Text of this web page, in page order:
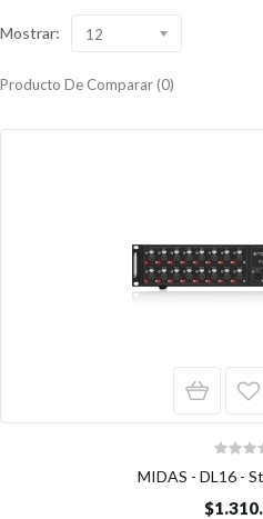
Mostrar: 12
Producto De Comparar (0)
MIDAS - DL16 -